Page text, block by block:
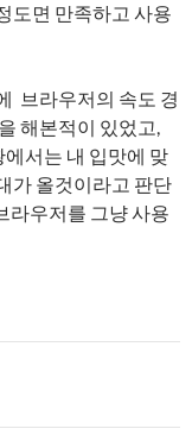
도면 만족하고 사용
브라우저의 속도 경
해본적이 있었고,
서는 내 입맛에 맞
가 올것이라고 판단
라우저를 그냥 사용